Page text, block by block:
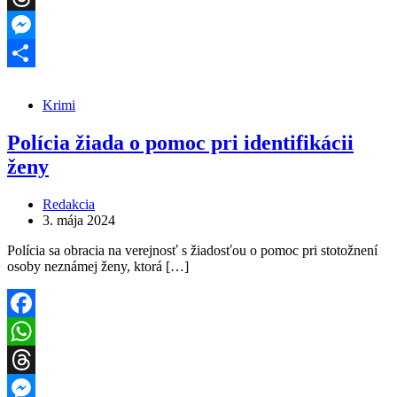
Threads
Messenger
Krimi
Polícia žiada o pomoc pri identifikácii
ženy
Redakcia
3. mája 2024
Polícia sa obracia na verejnosť s žiadosťou o pomoc pri stotožnení
osoby neznámej ženy, ktorá […]
Facebook
WhatsApp
Threads